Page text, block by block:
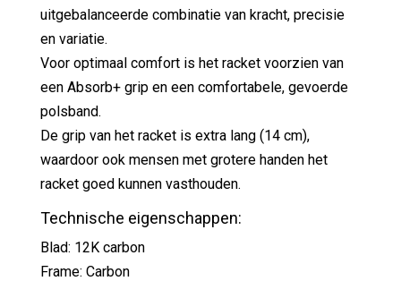
uitgebalanceerde combinatie van kracht, precisie
en variatie.
Voor optimaal comfort is het racket voorzien van
een Absorb+ grip en een comfortabele, gevoerde
polsband.
De grip van het racket is extra lang (14 cm),
waardoor ook mensen met grotere handen het
racket goed kunnen vasthouden.
Technische eigenschappen:
Blad: 12K carbon
Frame: Carbon